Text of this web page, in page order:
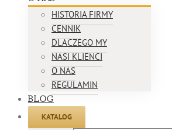
HISTORIA FIRMY
CENNIK
DLACZEGO MY
NASI KLIENCI
O NAS
REGULAMIN
BLOG
KATALOG